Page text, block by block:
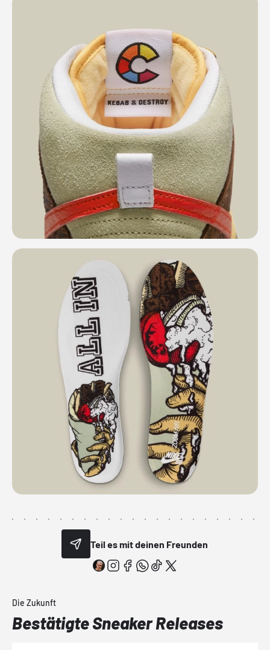
Teil es mit deinen Freunden
Die Zukunft
Bestätigte Sneaker Releases